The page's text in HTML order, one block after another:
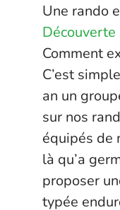
Une rando
Découverte
Comment
C’est
an un
sur nos
équipés de
là qu’a
proposer
typée